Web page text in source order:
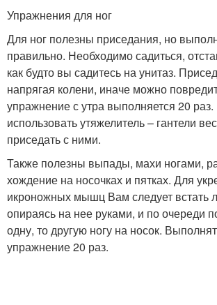
Упражнения для ног
Для ног полезны приседания, но
правильно. Необходимо садиться,
как будто вы садитесь на унитаз.
напрягая колени, иначе можно
упражнение с утра выполняется 20
использовать утяжелитель – гантели
приседать с ними.
Также полезны выпады, махи ногами,
хождение на носочках и пятках. Для
икроножных мышц Вам следует встать
опираясь на нее руками, и по очереди
одну, то другую ногу на носок.
упражнение 20 раз.